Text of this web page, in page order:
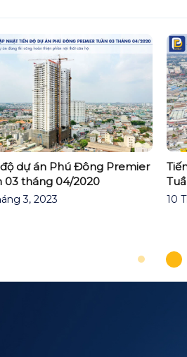
dự án Phú Đông Premier
03 tháng 04/2020
3, 2023 10